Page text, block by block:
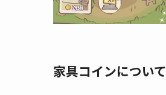
家具コインについて